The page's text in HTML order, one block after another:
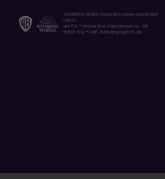
WIZARDING WORLD characters, names and related
indicia
are © & ™ Warner Bros. Entertainment Inc. WB
SHIELD: © & ™ WBEI. Publishing Rights © JKR.